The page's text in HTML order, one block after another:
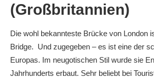
(Großbritannien)
Die wohl bekannteste Brücke von London
Bridge. Und zugegeben – es ist eine der
Europas. Im neugotischen Stil wurde sie
Jahrhunderts erbaut. Sehr beliebt bei